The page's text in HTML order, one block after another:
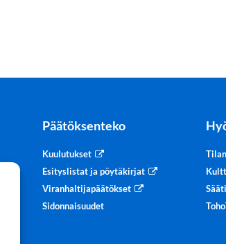
Päätöksenteko
Kuulutukset
Esityslistat ja pöytäkirjat
Viranhaltijapäätökset
Sidonnaisuudet